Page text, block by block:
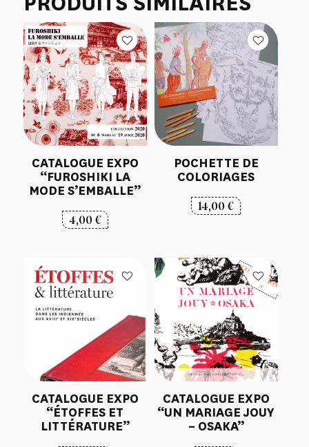
CATALOGUE EXPO
“FUROSHIKI LA
MODE S’EMBALLE”
4,00€
POCHETTE DE
COLORIAGES
14,00€
CATALOGUE EXPO
“ÉTOFFES ET
LITTÉRATURE”
CATALOGUE EXPO
“UN MARIAGE JOUY
– OSAKA”